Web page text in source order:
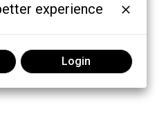
experience
Login